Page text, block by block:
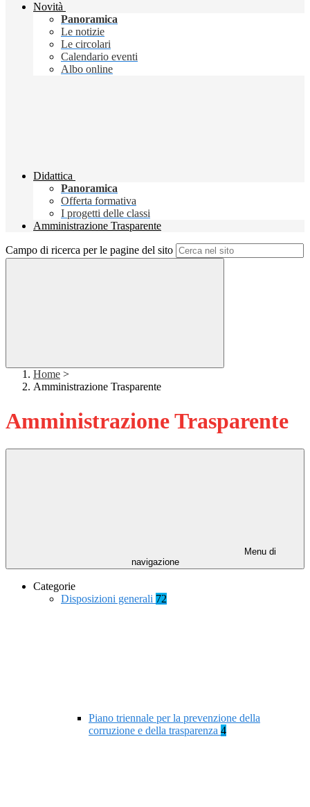
Novità
Panoramica
Le notizie
Le circolari
Calendario eventi
Albo online
Didattica
Panoramica
Offerta formativa
I progetti delle classi
Amministrazione Trasparente
Campo di ricerca per le pagine del sito
Home >
Amministrazione Trasparente
Amministrazione Trasparente
Menu di
navigazione
Categorie
Disposizioni generali 72
Piano triennale per la prevenzione della
corruzione e della trasparenza 4